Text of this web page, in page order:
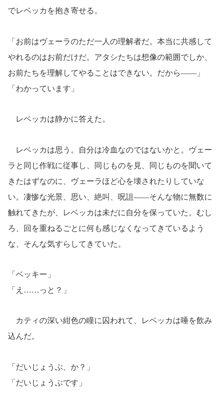
でレベッカを抱き寄せる。
「お前はヴェーラのただ一人の理解者だ。本当に共感して
やれるのはお前だけだ。アタシたちは想像の範囲でしか、
お前たちを理解してやることはできない。だから――」
「わかっています」
レベッカは静かに答えた。
レベッカは思う。自分は冷血なのではないかと。ヴェー
ラと同じ作戦に従事し、同じものを見、同じものを聞いて
きたはずなのに、ヴェーラほど心を壊されたりしていな
い。凄惨な光景、思い、絶叫、呪詛――そんな物に無数に
触れてきたが、レベッカは未だに自分を保っていた。むし
ろ、回を重ねるごとに何も感じなくなってきているよう
な、そんな気すらしてきていた。
「ベッキー」
「え……っと？」
カティの深い紺色の瞳に囚われて、レベッカは唾を飲み
込んだ。
「だいじょうぶ、か？」
「だいじょうぶです」